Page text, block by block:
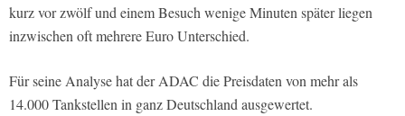
kurz vor zwölf und einem Besuch wenige Minuten später liegen
inzwischen oft mehrere Euro Unterschied.
Für seine Analyse hat der ADAC die Preisdaten von mehr als
14.000 Tankstellen in ganz Deutschland ausgewertet.